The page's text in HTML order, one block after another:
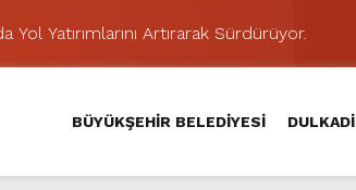
Yol Yatırımlarını Artırarak Sürdürüyor.
Günü KAFUM’da Sahne Alacak.
MAHALLE TOPLANTISINDA
Caddesi’nde Büyük Dönüşüm Başladı.
Yenileniyor.
BÜYÜKŞEHİR BELEDİYESİ